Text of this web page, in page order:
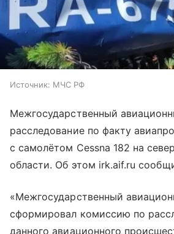
Источник: МЧС РФ
Межгосударственный
расследование по факту
с самолётом Cessna 182 на
области. Об этом irk.aif.ru
«Межгосударственный
сформировал комиссию по
данного авиационного